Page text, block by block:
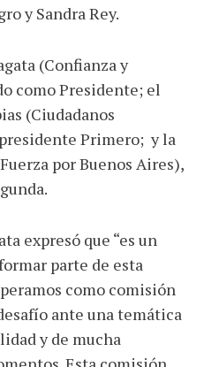
y Sandra Rey.
(Confianza y
como Presidente; el
(Ciudadanos
Primero; y la
por Buenos Aires),
expresó que “es un
parte de esta
como comisión
ante una temática
y de mucha